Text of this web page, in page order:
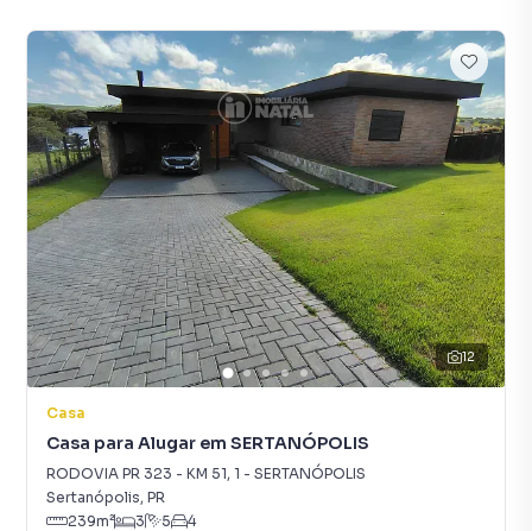
12
Casa
Casa para Alugar em SERTANÓPOLIS
RODOVIA PR 323 - KM 51, 1 - SERTANÓPOLIS
Sertanópolis, PR
239m² 3 5 4